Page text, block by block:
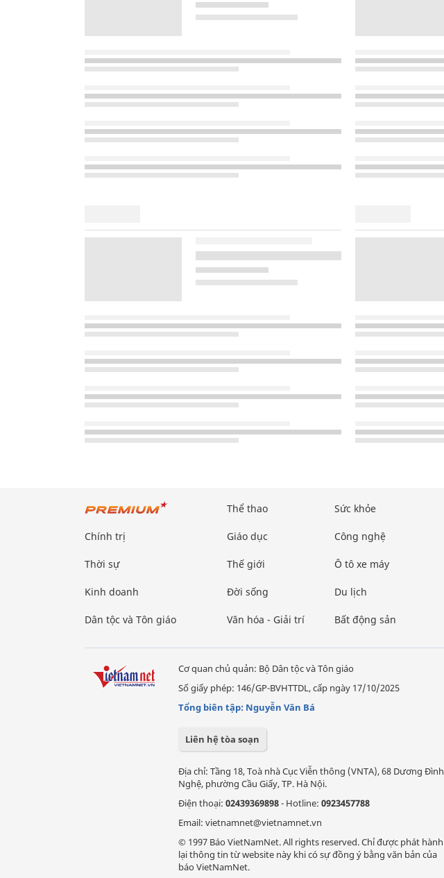
Chính trị
Thời sự
Kinh doanh
Dân tộc và Tôn giáo
Thể thao
Giáo dục
Thế giới
Đời sống
Văn hóa - Giải trí
Sức khỏe
Công nghệ
Ô tô xe máy
Du lịch
Bất động sản
Cơ quan chủ quản: Bộ Dân tộc và Tôn giáo
Số giấy phép: 146/GP-BVHTTDL, cấp ngày 17/10/2025
Tổng biên tập: Nguyễn Văn Bá
Liên hệ tòa soạn
Địa chỉ: Tầng 18, Toà nhà Cục Viễn thông (VNTA), 68 Dương Đình
Nghệ, phường Cầu Giấy, TP. Hà Nội.
Điện thoại: 02439369898- Hotline: 0923457788
Email: vietnamnet@vietnamnet.vn
© 1997 Báo VietNamNet. All rights reserved. Chỉ được phát hành
lại thông tin từ website này khi có sự đồng ý bằng văn bản của
báo VietNamNet.